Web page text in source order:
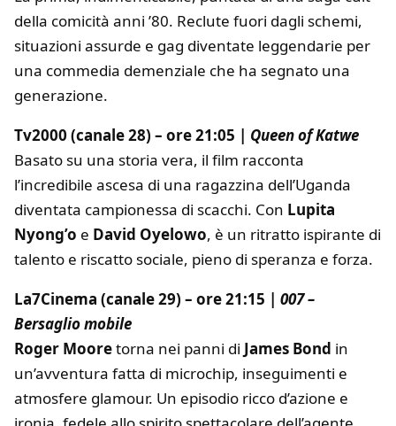
della comicità anni ’80. Reclute fuori dagli schemi,
situazioni assurde e gag diventate leggendarie per
una commedia demenziale che ha segnato una
generazione.
Tv2000 (canale 28) – ore 21:05 | Queen of Katwe
Basato su una storia vera, il film racconta
l’incredibile ascesa di una ragazzina dell’Uganda
diventata campionessa di scacchi. Con Lupita
Nyong’o e David Oyelowo, è un ritratto ispirante di
talento e riscatto sociale, pieno di speranza e forza.
La7Cinema (canale 29) – ore 21:15 | 007 –
Bersaglio mobile
Roger Mooretorna nei panni di James Bond in
un’avventura fatta di microchip, inseguimenti e
atmosfere glamour. Un episodio ricco d’azione e